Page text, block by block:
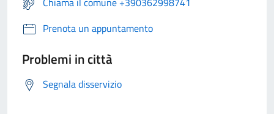
Prenota un appuntamento
Problemi in città
Segnala disservizio